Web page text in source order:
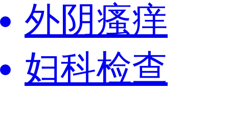
外阴瘙痒
妇科检查